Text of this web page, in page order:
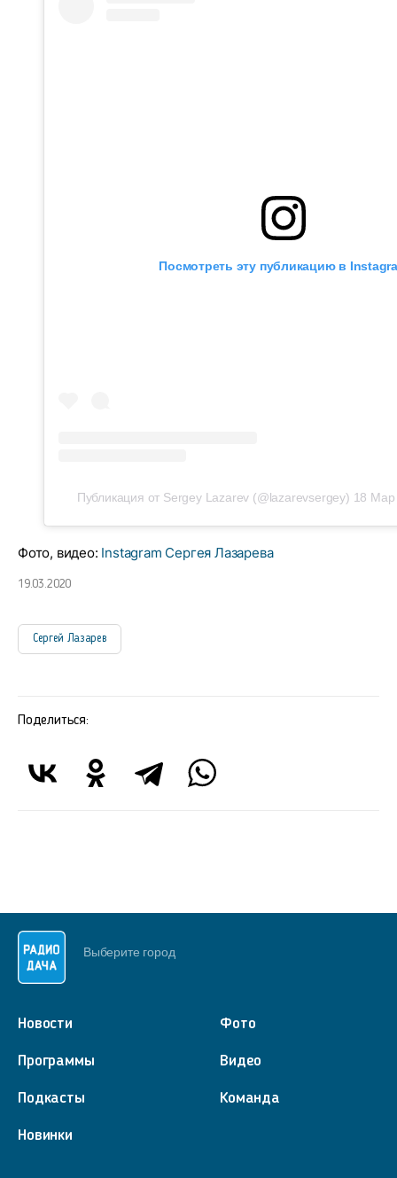
Посмотреть эту публикацию в
Публикация от Sergey Lazarev (@lazarevsergey) 18 Мар
Фото, видео: Instagram Сергея Лазарева
19.03.2020
Сергей Лазарев
Поделиться:
Выберите город
Новости
Программы
Подкасты
Новинки
Фото
Видео
Команда